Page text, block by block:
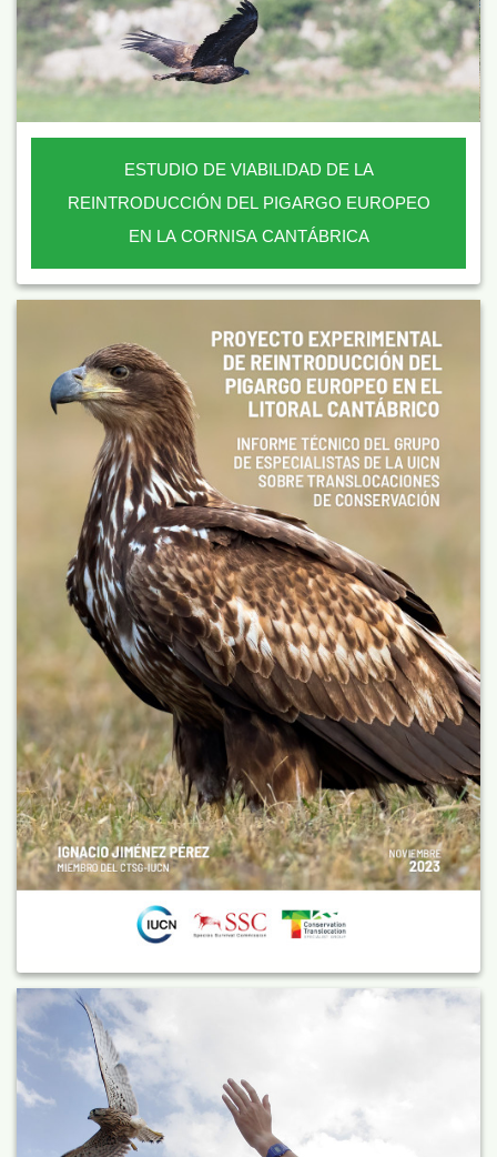
ESTUDIO DE VIABILIDAD DE LA
REINTRODUCCIÓN DEL PIGARGO EUROPEO
EN LA CORNISA CANTÁBRICA